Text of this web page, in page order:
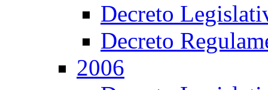
Decreto
Decreto
2006